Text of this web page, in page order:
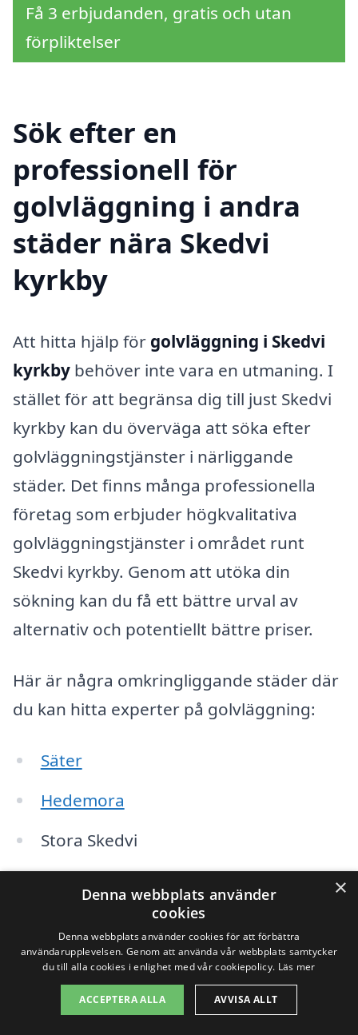
Få 3 erbjudanden, gratis och utan
förpliktelser
Sök efter en
professionell för
golvläggning i andra
städer nära Skedvi
kyrkby
Att hitta hjälp för golvläggning i Skedvi
kyrkby behöver inte vara en utmaning. I
stället för att begränsa dig till just Skedvi
kyrkby kan du överväga att söka efter
golvläggningstjänster i närliggande
städer. Det finns många professionella
företag som erbjuder högkvalitativa
golvläggningstjänster i området runt
Skedvi kyrkby. Genom att utöka din
sökning kan du få ett bättre urval av
alternativ och potentiellt bättre priser.
Här är några omkringliggande städer där
du kan hitta experter på golvläggning:
Säter
Hedemora
Stora Skedvi
Fräknäs
Tällberg
×
Denna webbplats använder
cookies
Denna webbplats använder cookies för att förbättra
användarupplevelsen. Genom att använda vår webbplats samtycker
du till alla cookies i enlighet med vår cookiepolicy. Läs mer
ACCEPTERA ALLA AVVISA ALLT